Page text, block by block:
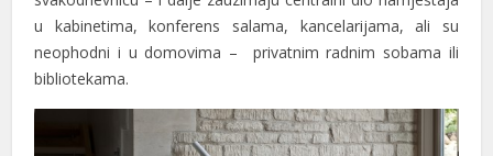
u kabinetima, konferens salama, kancelarijama, ali su
neophodni i u domovima – privatnim radnim sobama ili
bibliotekama.